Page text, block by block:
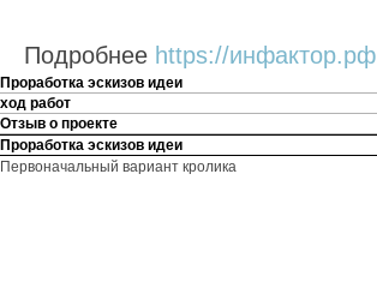
Подробнее https://инфактор.рф
Проработка эскизов идеи
ход работ
Отзыв о проекте
Проработка эскизов идеи
Первоначальный вариант кролика